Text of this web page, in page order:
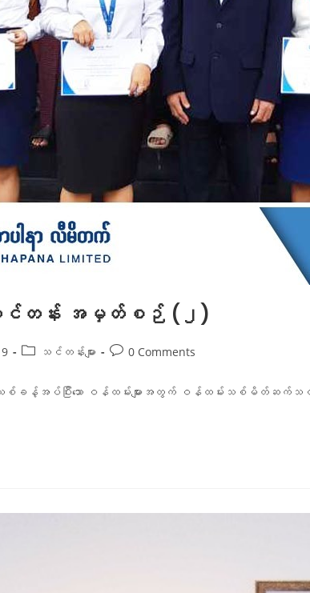
တန်း အမှတ်စဉ် (၂)
သင်တန်းများ 0 Comments
ခန့်အပ်ပြီးသော ဝန်ထမ်းများအတွက် ဝန်ထမ်းသစ်မိတ်